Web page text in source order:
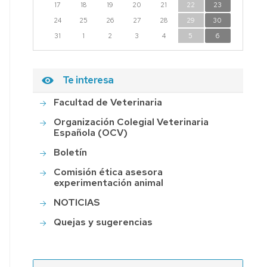
PERMISO
ASUNTOS
PARTICULARES
ECONÓMICO
17
18 19 20 21 22
23
24
25 26 27 28 29
30
31
1 2 3 4 5 6
Te interesa
Facultad de Veterinaria
Organización Colegial Veterinaria
Española (OCV)
Boletín
Comisión ética asesora
experimentación animal
NOTICIAS
Quejas y sugerencias